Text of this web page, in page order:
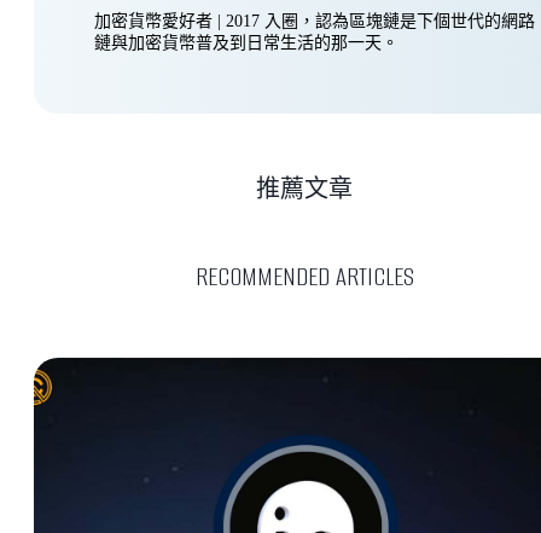
加密貨幣愛好者 | 2017 入圈，認為區塊鏈是下個世代的網路
鏈與加密貨幣普及到日常生活的那一天。
RECOMMENDED ARTICLES
推薦文章